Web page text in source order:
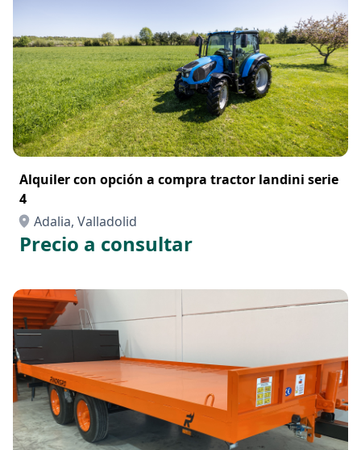
Alquiler con opción a compra tractor landini serie
4
Adalia, Valladolid
Precio a consultar